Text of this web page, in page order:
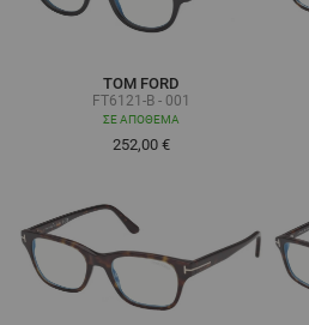
TOM FORD
FT6121-B - 001
ΣΕ ΑΠΌΘΕΜΑ
252,00 €